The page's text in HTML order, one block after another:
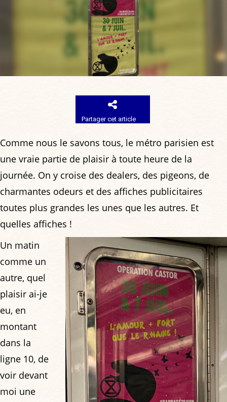
Partager cet article
Comme nous le savons tous, le métro parisien est
une vraie partie de plaisir à toute heure de la
journée. On y croise des dealers, des pigeons, de
charmantes odeurs et des affiches publicitaires
toutes plus grandes les unes que les autres. Et
quelles affiches !
Un matin
comme un
autre, quel
plaisir ai-je
eu, en
montant
dans la
ligne 10, de
voir devant
moi une